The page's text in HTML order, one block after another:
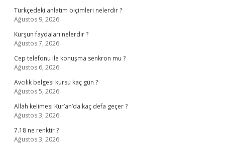
Türkçedeki anlatım biçimleri nelerdir ?
Ağustos 9, 2026
Kurşun faydaları nelerdir ?
Ağustos 7, 2026
Cep telefonu ile konuşma senkron mu ?
Ağustos 6, 2026
Avcılık belgesi kursu kaç gün ?
Ağustos 5, 2026
Allah kelimesi Kur’an’da kaç defa geçer ?
Ağustos 3, 2026
7.18 ne renktir ?
Ağustos 3, 2026